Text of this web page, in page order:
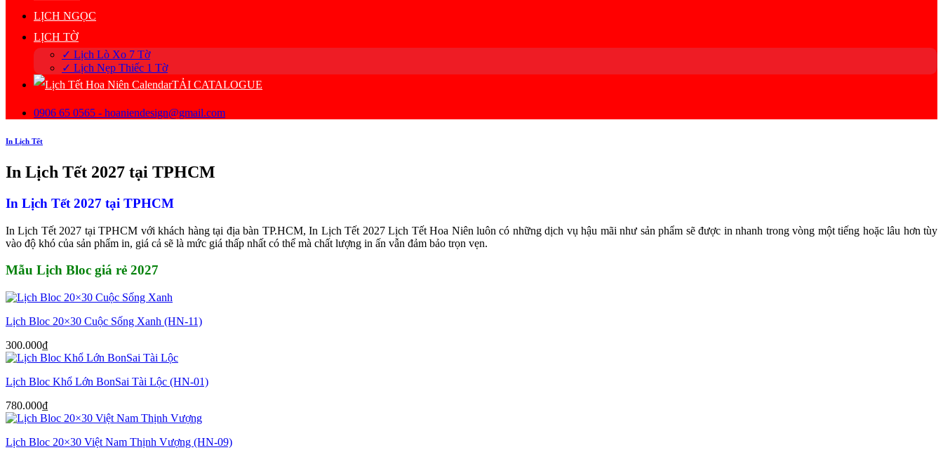
LỊCH NGỌC
LỊCH TỜ
✓ Lịch Lò Xo 7 Tờ
✓ Lịch Nẹp Thiếc 1 Tờ
TẢI CATALOGUE
0906 65 0565 - hoaniendesign@gmail.com
In Lịch Tết
In Lịch Tết 2027 tại TPHCM
In Lịch Tết 2027 tại TPHCM
In Lịch Tết 2027 tại TPHCM với khách hàng tại địa bàn TP.HCM, In Lịch Tết 2027 Lịch Tết Hoa Niên luôn có những dịch vụ hậu mãi như sản phẩm sẽ được in nhanh trong vòng một tiếng hoặc lâu hơn tùy
vào độ khó của sản phẩm in, giá cả sẽ là mức giá thấp nhất có thể mà chất lượng in ấn vẫn đảm bảo trọn vẹn.
Mẫu Lịch Bloc giá rẻ 2027
Lịch Bloc 20×30 Cuộc Sống Xanh (HN-11)
300.000₫
Lịch Bloc Khổ Lớn BonSai Tài Lộc (HN-01)
780.000₫
Lịch Bloc 20×30 Việt Nam Thịnh Vượng (HN-09)